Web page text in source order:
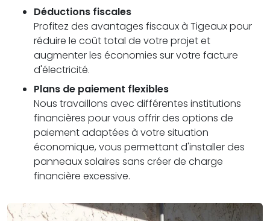
Déductions fiscales
Profitez des avantages fiscaux à Tigeaux pour
réduire le coût total de votre projet et
augmenter les économies sur votre facture
d'électricité.
Plans de paiement flexibles
Nous travaillons avec différentes institutions
financières pour vous offrir des options de
paiement adaptées à votre situation
économique, vous permettant d'installer des
panneaux solaires sans créer de charge
financière excessive.